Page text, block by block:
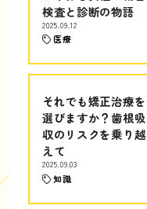
検査と診断の物語
2025.09.12
医療
それでも矯正治療を
選びますか？歯根吸
収のリスクを乗り越
えて
2025.09.03
知識